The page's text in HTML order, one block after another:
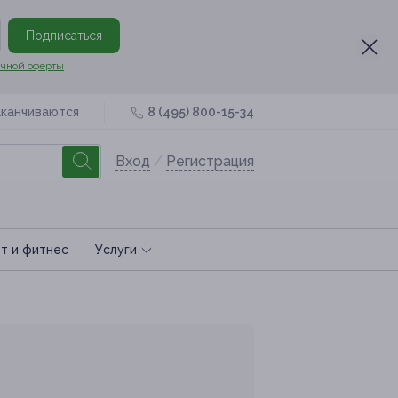
Подписаться
оферты
8 (495) 800-15-34
Вход / Регистрация
и фитнес Услуги